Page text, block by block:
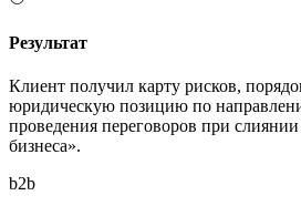
Результат
Клиент получил карту рисков,
юридическую позицию по
проведения переговоров при
бизнеса».
b2b